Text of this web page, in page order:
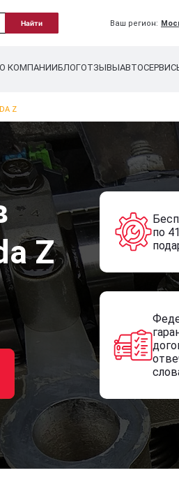
Найти Ваш регион:
О КОМПАНИИБЛОГОТЗЫВЫ
Z
Z
по